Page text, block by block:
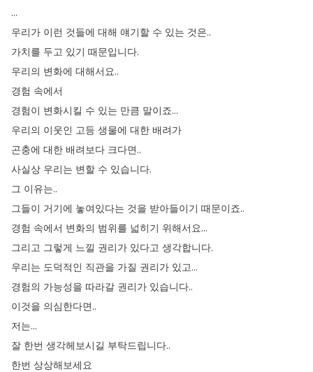
...
우리가 이런 것들에 대해 얘기할 수 있는 것은..
가치를 두고 있기 때문입니다.
우리의 변화에 대해서요..
경험 속에서
경험이 변화시킬 수 있는 만큼 말이죠...
우리의 이웃인 고등 생물에 대한 배려가
곤충에 대한 배려보다 크다면..
사실상 우리는 변할 수 있습니다.
그 이유는..
그들이 거기에 놓여있다는 것을 받아들이기 때문이죠..
경험 속에서 변화의 범위를 넓히기 위해서요...
그리고 그렇게 느낄 권리가 있다고 생각합니다.
우리는 도덕적인 직관을 가질 권리가 있고...
경험의 가능성을 따라갈 권리가 있습니다..
이것을 의심한다면..
저는...
잘 한번 생각헤보시길 부탁드립니다..
한번 상상해보세요